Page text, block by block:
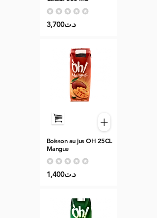
Aucune note pour le moment
3,700د.ت
+
Boisson au jus OH 25CL
Mangue
Aucune note pour le moment
1,400د.ت